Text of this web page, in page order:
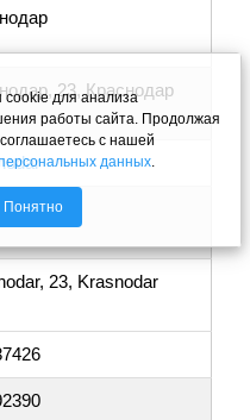
23, Краснодар
23, Krasnodar
для анализа
работы сайта. Продолжая
с нашей
данных.
Понятно